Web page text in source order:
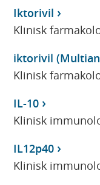
Iktorivil
Klinisk
iktorivil
Klinisk
IL-10
Klinisk
IL12p40
Klinisk